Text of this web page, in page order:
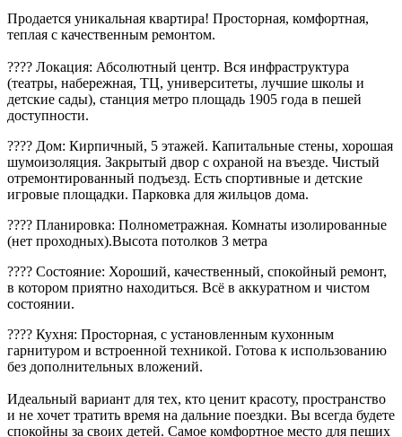
Продается уникальная квартира! Просторная, комфортная,
теплая с качественным ремонтом.
???? Локация: Абсолютный центр. Вся инфраструктура
(театры, набережная, ТЦ, университеты, лучшие школы и
детские сады), станция метро площадь 1905 года в пешей
доступности.
???? Дом: Кирпичный, 5 этажей. Капитальные стены, хорошая
шумоизоляция. Закрытый двор с охраной на въезде. Чистый
отремонтированный подъезд. Есть спортивные и детские
игровые площадки. Парковка для жильцов дома.
???? Планировка: Полнометражная. Комнаты изолированные
(нет проходных).Высота потолков 3 метра
???? Состояние: Хороший, качественный, спокойный ремонт,
в котором приятно находиться. Всё в аккуратном и чистом
состоянии.
???? Кухня: Просторная, с установленным кухонным
гарнитуром и встроенной техникой. Готова к использованию
без дополнительных вложений.
Идеальный вариант для тех, кто ценит красоту, пространство
и не хочет тратить время на дальние поездки. Вы всегда будете
спокойны за своих детей. Самое комфортное место для пеших